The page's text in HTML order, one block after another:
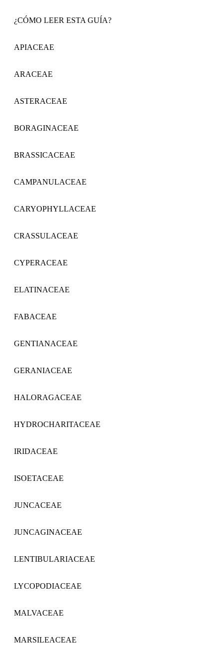
¿CÓMO LEER ESTA GUÍA?
APIACEAE
ARACEAE
ASTERACEAE
BORAGINACEAE
BRASSICACEAE
CAMPANULACEAE
CARYOPHYLLACEAE
CRASSULACEAE
CYPERACEAE
ELATINACEAE
FABACEAE
GENTIANACEAE
GERANIACEAE
HALORAGACEAE
HYDROCHARITACEAE
IRIDACEAE
ISOETACEAE
JUNCACEAE
JUNCAGINACEAE
LENTIBULARIACEAE
LYCOPODIACEAE
MALVACEAE
MARSILEACEAE